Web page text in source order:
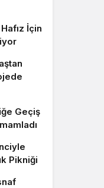
İçin
Geçiş
Pikniği